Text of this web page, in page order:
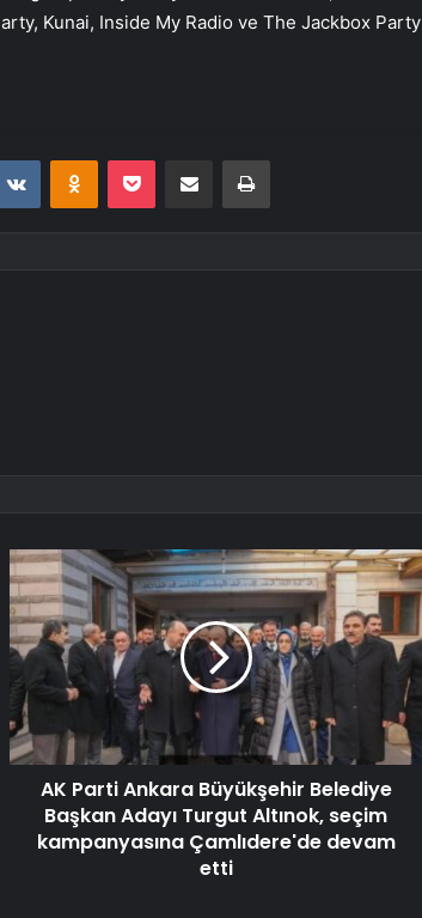
Kunai, Inside My Radio ve The Jackbox Party
VKontakteOdnoklassniki
Pocket E-Posta ile paylaş Yazdır
AK Parti Ankara Büyükşehir Belediye
Başkan Adayı Turgut Altınok, seçim
kampanyasına Çamlıdere'de devam
etti